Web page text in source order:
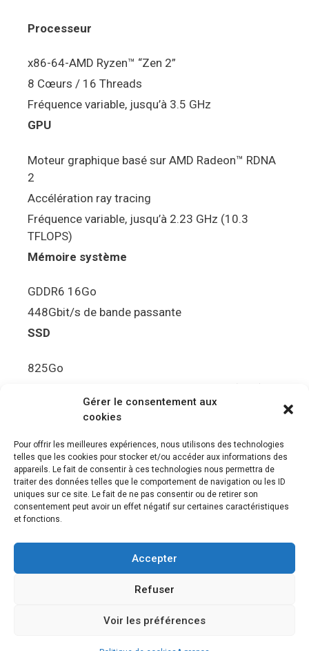
Gérer le consentement aux
cookies
Pour offrir les meilleures expériences, nous utilisons des technologies
telles que les cookies pour stocker et/ou accéder aux informations des
appareils. Le fait de consentir à ces technologies nous permettra de
traiter des données telles que le comportement de navigation ou les ID
uniques sur ce site. Le fait de ne pas consentir ou de retirer son
consentement peut avoir un effet négatif sur certaines caractéristiques
et fonctions.
Accepter
Refuser
Voir les préférences
Processeur
x86-64-AMD Ryzen™ “Zen 2”
8 Cœurs / 16 Threads
Fréquence variable, jusqu’à 3.5 GHz
GPU
Moteur graphique basé sur AMD Radeon™ RDNA
2
Accélération ray tracing
Fréquence variable, jusqu’à 2.23 GHz (10.3
TFLOPS)
Mémoire système
GDDR6 16Go
448Gbit/s de bande passante
SSD
825Go
5.5Gbit/s de bande passante en lecture (Brut)
Disque de jeu PS5
Ultra HD Blu-ray™, jusqu’à 100Go/disque
Sortie vidéo
Compatibilité avec les téléviseurs 4K 120Hz et
8K, VRR (spécification HDMI v. 2.1)
“Tempest” 3D AudioTec